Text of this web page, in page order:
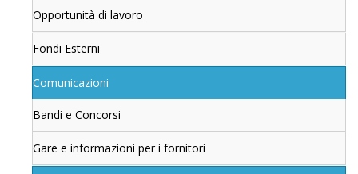
Opportunità di lavoro
Fondi Esterni
Comunicazioni
Bandi e Concorsi
Gare e informazioni per i fornitori